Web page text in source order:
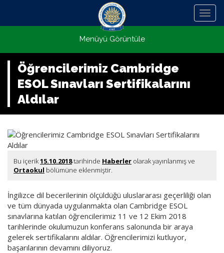
Menü
Menüyü Görüntüle
Öğrencilerimiz Cambridge
ESOL Sınavları Sertifikalarını
Aldılar
Bu içerik15.10.2018tarihinde Haberler olarak yayınlanmış ve
Ortaokul bölümüne eklenmiştir.
İngilizce dil becerilerinin ölçüldüğü uluslararası geçerliliği olan
ve tüm dünyada uygulanmakta olan Cambridge ESOL
sınavlarına katılan öğrencilerimiz 11 ve 12 Ekim 2018
tarihlerinde okulumuzun konferans salonunda bir araya
gelerek sertifikalarını aldılar. Öğrencilerimizi kutluyor,
başarılarının devamını diliyoruz.